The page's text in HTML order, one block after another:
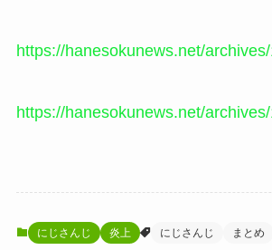
https://hanesokunews.net/
https://hanesokunews.net/
にじさんじ 炎上 にじさんじ まとめ